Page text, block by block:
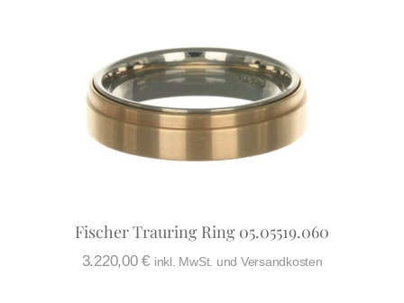
Fischer Trauring Ring 05.05519.060
3.220,00€ inkl. MwSt. und Versandkosten